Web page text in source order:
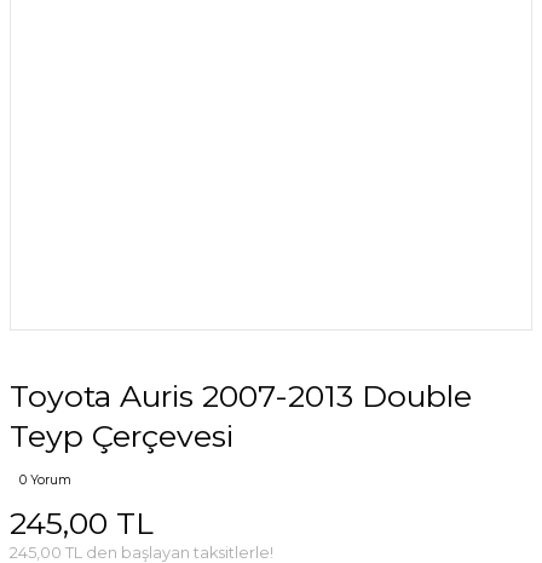
Toyota Auris 2007-2013 Double
Teyp Çerçevesi
0 Yorum
245,00 TL
245,00 TL den başlayan taksitlerle!